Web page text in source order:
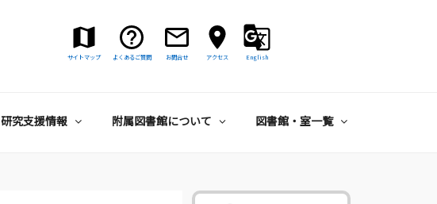
サイトマップ よくあるご質問 お問合せ アクセス English
研究支援情報 附属図書館について 図書館・室一覧